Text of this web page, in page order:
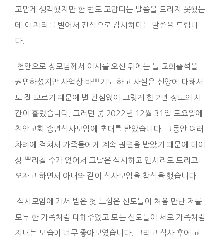
고맙게 생각했지만 한 번도 고맙다는 말씀을 드리지 못했는
데 이 자리를 빌어서 진심으로 감사하다는 말씀을 드립니
다.
천안으로 장모님께서 이사를 오신 뒤에는 늘 교회출석을
권면하셨지만 사업상 바쁘기도 하고 사실은 신앙에 대해서
도 잘 모르기 때문에 별 관심없이 그렇게 한 2년 정도의 시
간이 흘렀습니다. 그러던 중 2022년 12월 31일 토요일에
천안교회 송년식사모임에 초대를 받았습니다. 그동안 여러
차례에 걸쳐서 가족들에게 계속 권면을 받았기 때문에 더이
상 뿌리칠 수가 없어서 그날은 식사하고 인사라도 드리고
오자고 하면서 아내와 같이 식사모임을 참석을 했습니다.
식사모임에 가서 받은 첫 느낌은 신도들이 처음 만난 저를
모두 한 가족처럼 대해주었고 모든 신도들이 서로 가족처럼
지내는 모습이 너무 좋아보였습니다. 그리고 식사 후에 교